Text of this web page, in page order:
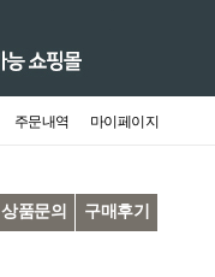
주문내역 마이페이지
상품문의 구매후기